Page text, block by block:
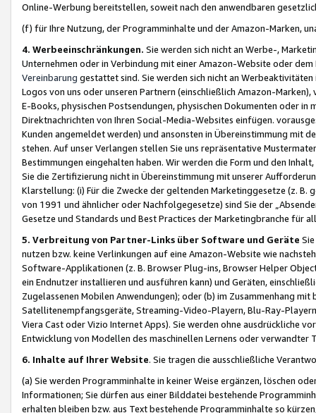
Online-Werbung bereitstellen, soweit nach den anwendbaren
(f) für Ihre Nutzung, der Programminhalte und der Amazon-Marken,
4. Werbeeinschränkungen. Sie werden sich nicht an Werbe-,
Unternehmen oder in Verbindung mit einer Amazon-Website oder
Vereinbarung gestattet sind. Sie werden sich nicht an
Logos von uns oder unseren Partnern (einschließlich Amazon-
E-Books, physischen Postsendungen, physischen Dokumenten oder in
Direktnachrichten von Ihren Social-Media-Websites einfügen.
Kunden angemeldet werden) und ansonsten in Übereinstimmung mit
stehen. Auf unser Verlangen stellen Sie uns repräsentative
Bestimmungen eingehalten haben. Wir werden die Form und den
Sie die Zertifizierung nicht in Übereinstimmung mit unserer
Klarstellung: (i) Für die Zwecke der geltenden Marketinggesetze (z. B.
von 1991 und ähnlicher oder Nachfolgegesetze) sind Sie der
Gesetze und Standards und Best Practices der Marketingbranche für
5. Verbreitung von Partner-Links über Software und Geräte
nutzen bzw. keine Verlinkungen auf eine Amazon-Website wie
Software-Applikationen (z. B. Browser Plug-ins, Browser Helper
ein Endnutzer installieren und ausführen kann) und Geräten,
Zugelassenen Mobilen Anwendungen); oder (b) im Zusammenhang
Satellitenempfangsgeräte, Streaming-Video-Playern, Blu-Ray-
Viera Cast oder Vizio Internet Apps). Sie werden ohne ausdrückliche
Entwicklung von Modellen des maschinellen Lernens oder
6. Inhalte auf Ihrer Website. Sie tragen die ausschließliche
(a) Sie werden Programminhalte in keiner Weise ergänzen, löschen
Informationen; Sie dürfen aus einer Bilddatei bestehende
erhalten bleiben bzw. aus Text bestehende Programminhalte so